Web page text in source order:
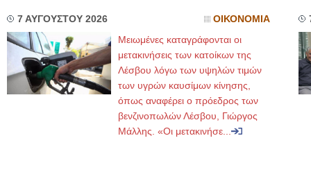
7 ΑΥΓΟΥΣΤΟΥ 2026 ΟΙΚΟΝΟΜΙΑ
Μειωμένες καταγράφονται οι
μετακινήσεις των κατοίκων της
Λέσβου λόγω των υψηλών τιμών
των υγρών καυσίμων κίνησης,
όπως αναφέρει ο πρόεδρος των
βενζινοπωλών Λέσβου, Γιώργος
Μάλλης. «Οι μετακινήσε...